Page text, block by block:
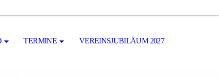
TERMINE VEREINSJUBILÄUM 2027